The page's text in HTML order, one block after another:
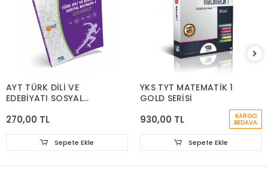
AYT TÜRK DİLİ VE
EDEBİYATI SOSYAL
KONDİSYON SERİSİ 15'Lİ
270,00 TL
Sepete Ekle
YKS TYT MATEMATİK 1
GOLD SERİSİ
930,00 TL KARGO
BEDAVA
Sepete Ekle